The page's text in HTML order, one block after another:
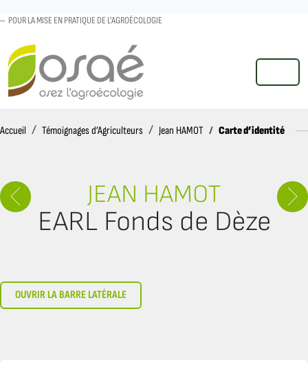
POUR LA MISE EN PRATIQUE DE L'AGROÉCOLOGIE
MENU
Accueil AccueilTémoignages d’Agriculteurs Jean HAMOT Carte d’identité
JEAN HAMOT
EARL Fonds de Dèze
OUVRIR LA BARRE LATÉRALE